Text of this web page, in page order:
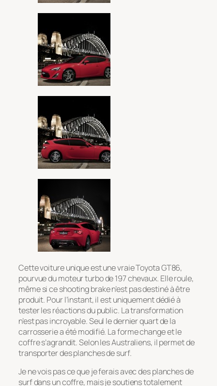
Cette voiture unique est une vraie Toyota GT86,
pourvue du moteur turbo de 197 chevaux. Elle roule,
même si ce shooting brake n’est pas destiné à être
produit. Pour l’instant, il est uniquement dédié à
tester les réactions du public. La transformation
n’est pas incroyable. Seul le dernier quart de la
carrosserie a été modifié. La forme change et le
coffre s’agrandit. Selon les Australiens, il permet de
transporter des planches de surf.
Je ne vois pas ce que je ferais avec des planches de
surf dans un coffre, mais je soutiens totalement